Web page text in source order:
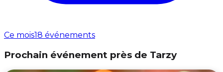
Ce mois18 événements
Prochain événement près de Tarzy